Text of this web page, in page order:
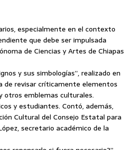
especialmente en el contexto
que debe ser impulsada
de Ciencias y Artes de Chiapas
y sus simbologías”, realizado en
de revisar críticamente elementos
otros emblemas culturales.
y estudiantes. Contó, además,
Cultural del Consejo Estatal para
secretario académico de la